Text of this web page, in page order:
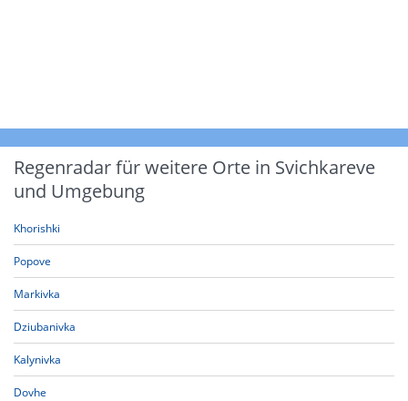
Regenradar für weitere Orte in Svichkareve
und Umgebung
Khorishki
Popove
Markivka
Dziubanivka
Kalynivka
Dovhe